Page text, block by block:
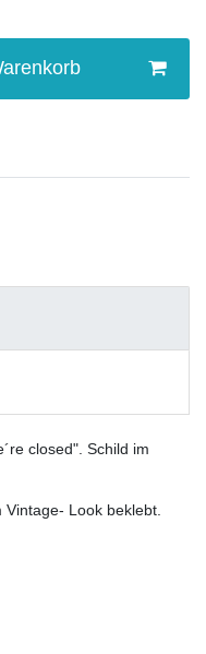
closed". Schild im
Look beklebt.